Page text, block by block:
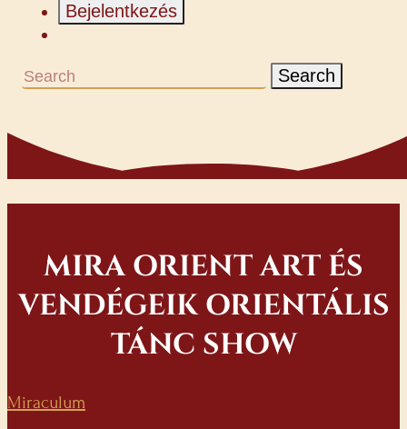
Bejelentkezés
Search
MIRA ORIENT ART ÉS
VENDÉGEIK ORIENTÁLIS
TÁNC SHOW
Miraculum